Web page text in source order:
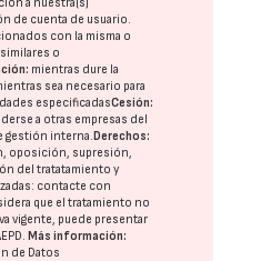
de cuenta de usuario.
con la misma o
o
mientras dure la
sea necesario para
especificadasCesión:
a otras empresas del
gestión interna.Derechos:
oposición, supresión,
del tratatamiento y
contacte con
que el tratamiento no
vigente, puede presentar
.Más información:
de Datos